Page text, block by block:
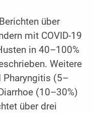
über
mit COVID-19
in 40–100%
Weitere
Pharyngitis (5–
(10–30%)
über drei